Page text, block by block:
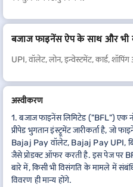
बजाज फाइनेंस ऐप के साथ और
UPI, वॉलेट, लोन, इन्वेस्टमेंट, कार्ड,
अस्वीकरण
1. बजाज फाइनेंस लिमिटेड ("BFL")
प्रीपेड भुगतान इंस्ट्रूमेंट जारीकर्ता है, जो
Bajaj Pay वॉलेट, Bajaj Pay UPI,
जैसे प्रोडक्ट ऑफर करती है. इस पेज पर
बारे में, किसी भी विसंगति के मामले में
विवरण ही मान्य होंगे.